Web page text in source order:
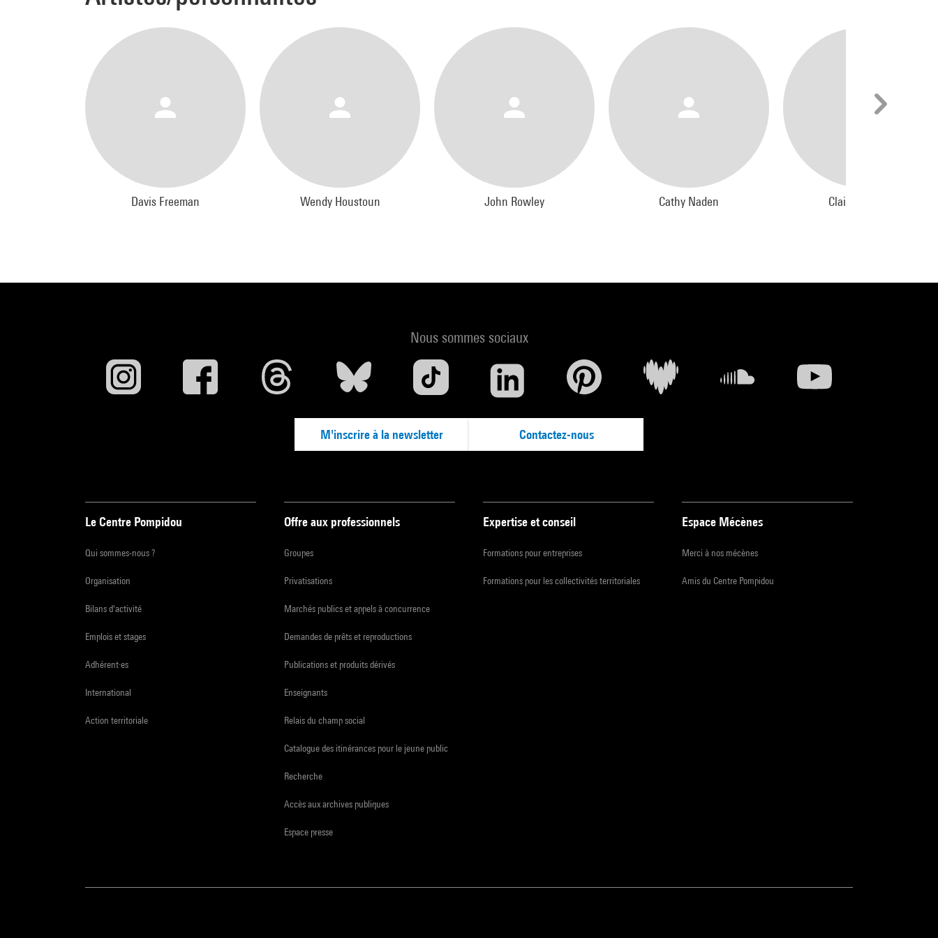
Meg Stuart pour la danse.
- Performers :
Robin Arthur, Davis Freeman, Wendy Houstoun, Jerry Killick, Richard Lowdon,
Claire Marshall, Cathy Naden, Terry O'Connor, Bruno Roubicek, John Rowley
- Mise en scène :
Tim Etchells
- Texte :
Festival THEATERFORMEN, Hanovre / KunstenFESTIVALdesArts, Bruxelles /
Rotterdamse Schouwburg, Rotterdam / Les Spectacles vivants-Centre Pompidou
/ Wiener Festwochen, Vienne.
Les représentations du travail en cours ont été coproduites par le Spiel Art
Festival, Munich.
Davis Freeman Wendy Houstoun John Rowley Cathy Naden Claire Marshall
Nous sommes sociaux
M'inscrire à la newsletter Contactez-nous
Le Centre Pompidou
Qui sommes-nous ?
Organisation
Bilans d'activité
Emplois et stages
Adhérent·es
International
Action territoriale
Offre aux professionnels
Groupes
Privatisations
Marchés publics et appels à concurrence
Demandes de prêts et reproductions
Publications et produits dérivés
Enseignants
Relais du champ social
Catalogue des itinérances pour le jeune public
Recherche
Accès aux archives publiques
Espace presse
Expertise et conseil
Formations pour entreprises
Formations pour les collectivités territoriales
Espace Mécènes
Merci à nos mécènes
Amis du Centre Pompidou